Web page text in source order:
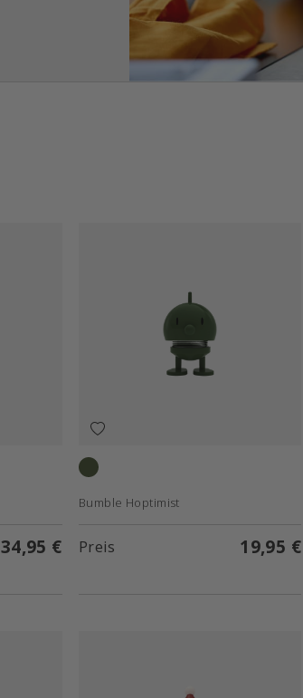
34,95 €
Bumble Hoptimist
Preis 19,95 €